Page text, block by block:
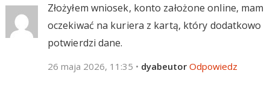
Złożyłem wniosek, konto założone online, mam
oczekiwać na kuriera z kartą, który dodatkowo
potwierdzi dane.
26 maja 2026, 11:35 • dyabeutor Odpowiedz